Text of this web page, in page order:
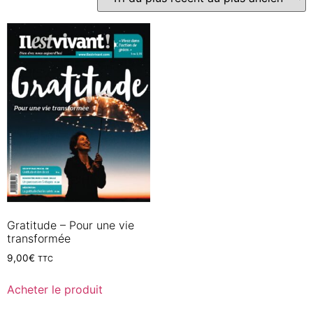
Gratitude – Pour une vie
transformée
9,00€ TTC
Acheter le produit